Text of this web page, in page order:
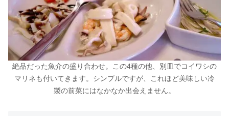
絶品だった魚介の盛り合わせ。この4種の他、別皿でコイワシの
マリネも付いてきます。シンプルですが、これほど美味しい冷
製の前菜にはなかなか出会えません。